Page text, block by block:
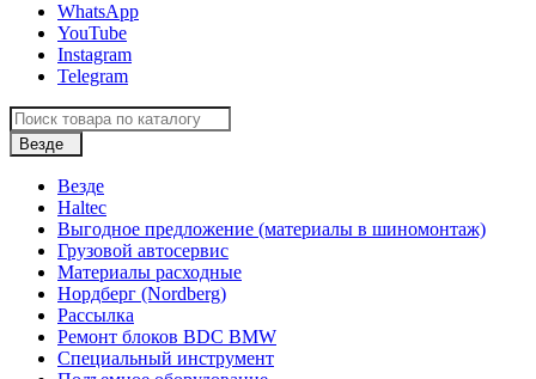
WhatsApp
YouTube
Instagram
Telegram
Везде
Везде
Haltec
Выгодное предложение (материалы в шиномонтаж)
Грузовой автосервис
Материалы расходные
Нордберг (Nordberg)
Рассылка
Ремонт блоков BDC BMW
Специальный инструмент